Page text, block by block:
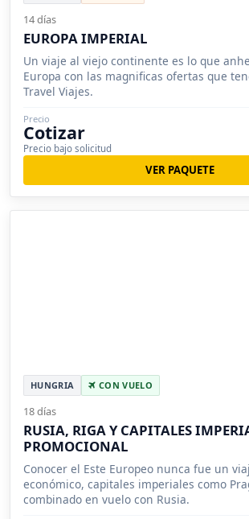
14 días
EUROPA IMPERIAL
Un viaje al viejo continente es lo que
Europa con las magnificas ofertas que
Travel Viajes.
Precio
Cotizar
Precio bajo solicitud
VER PAQUETE
HUNGRIA CON VUELO
18 días
RUSIA, RIGA Y CAPITALES
PROMOCIONAL
Conocer el Este Europeo nunca fue un
económico, capitales imperiales como
combinado en vuelo con Rusia.